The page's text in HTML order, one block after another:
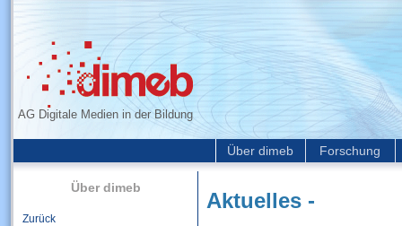
AG Digitale Medien in der Bildung
Über dimeb Forschung
Über dimeb
Zurück
Aktuelles -